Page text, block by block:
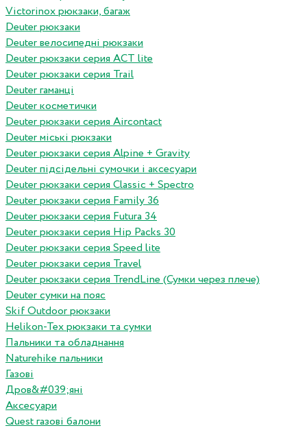
Victorinox рюкзаки, багаж
Deuter рюкзаки
Deuter велосипедні рюкзаки
Deuter рюкзаки серия ACT lite
Deuter рюкзаки серия Trail
Deuter гаманці
Deuter косметички
Deuter рюкзаки серия Aircontact
Deuter міські рюкзаки
Deuter рюкзаки серия Alpine + Gravity
Deuter підсідельні сумочки і аксесуари
Deuter рюкзаки серия Classic + Spectro
Deuter рюкзаки серия Family 36
Deuter рюкзаки серия Futura 34
Deuter рюкзаки серия Hip Packs 30
Deuter рюкзаки серия Speed lite
Deuter рюкзаки серия Travel
Deuter рюкзаки серия TrendLine (Сумки через плече)
Deuter сумки на пояс
Skif Outdoor рюкзаки
Helikon-Tex рюкзаки та сумки
Пальники та обладнання
Naturehike пальники
Газові
Дров&#039;яні
Аксесуари
Quest газові балони